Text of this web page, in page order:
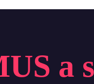
a